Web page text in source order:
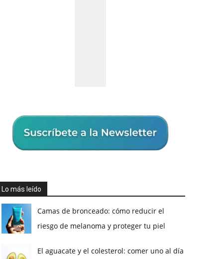
Lo más leído
Camas de bronceado: cómo reducir el
riesgo de melanoma y proteger tu piel
El aguacate y el colesterol: comer uno al día